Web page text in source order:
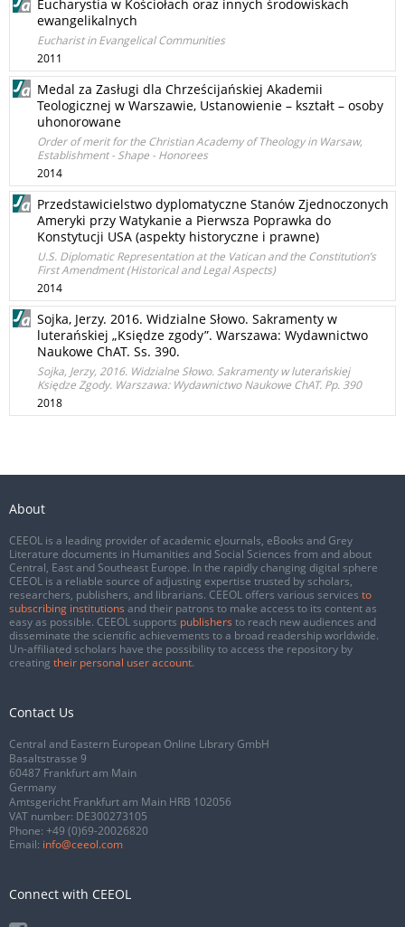
Eucharystia w Kościołach oraz innych środowiskach
ewangelikalnych
Eucharist in Evangelical Communities
2011
Medal za Zasługi dla Chrześcijańskiej Akademii
Teologicznej w Warszawie, Ustanowienie – kształt – osoby
uhonorowane
Order of merit for the Christian Academy of Theology in Warsaw,
Establishment - Shape - Honorees
2014
Przedstawicielstwo dyplomatyczne Stanów Zjednoczonych
Ameryki przy Watykanie a Pierwsza Poprawka do
Konstytucji USA (aspekty historyczne i prawne)
U.S. Diplomatic Representation at the Vatican and the Constitution’s
First Amendment (Historical and Legal Aspects)
2014
Sojka, Jerzy. 2016. Widzialne Słowo. Sakramenty w
luterańskiej „Księdze zgody”. Warszawa: Wydawnictwo
Naukowe ChAT. Ss. 390.
Sojka, Jerzy, 2016. Widzialne Słowo. Sakramenty w luterańskiej
Księdze Zgody. Warszawa: Wydawnictwo Naukowe ChAT. Pp. 390
2018
About
CEEOL is a leading provider of academic eJournals, eBooks and Grey
Literature documents in Humanities and Social Sciences from and about
Central, East and Southeast Europe. In the rapidly changing digital sphere
CEEOL is a reliable source of adjusting expertise trusted by scholars,
researchers, publishers, and librarians. CEEOL offers various services to
subscribing institutions and their patrons to make access to its content as
easy as possible. CEEOL supports publishers to reach new audiences and
disseminate the scientific achievements to a broad readership worldwide.
Un-affiliated scholars have the possibility to access the repository by
creating their personal user account.
Contact Us
Central and Eastern European Online Library GmbH
Basaltstrasse 9
60487 Frankfurt am Main
Germany
Amtsgericht Frankfurt am Main HRB 102056
VAT number: DE300273105
Phone: +49 (0)69-20026820
Email: info@ceeol.com
Connect with CEEOL